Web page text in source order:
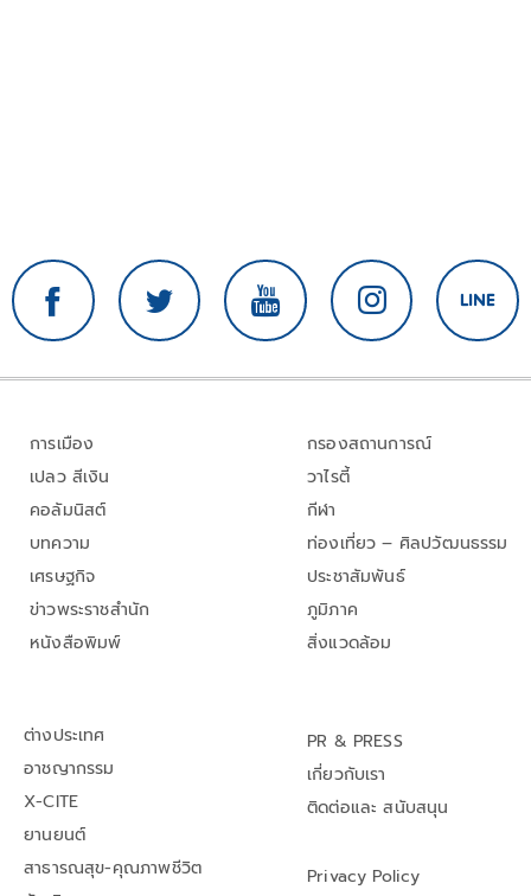
การเมือง
เปลว สีเงิน
คอลัมนิสต์
บทความ
เศรษฐกิจ
ข่าวพระราชสำนัก
หนังสือพิมพ์
กรองสถานการณ์
วาไรตี้
กีฬา
ท่องเที่ยว – ศิลปวัฒนธรรม
ประชาสัมพันธ์
ภูมิภาค
สิ่งแวดล้อม
ต่างประเทศ
อาชญากรรม
X-CITE
ยานยนต์
สาธารณสุข-คุณภาพชีวิต
PR & PRESS
เกี่ยวกับเรา
ติดต่อและ สนับสนุน
Privacy Policy